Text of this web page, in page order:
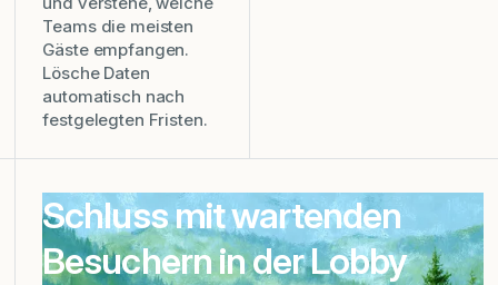
Teams die meisten
Gäste empfangen.
Lösche Daten
automatisch nach
festgelegten Fristen.
Schluss mit wartenden
Besuchern in der Lobby